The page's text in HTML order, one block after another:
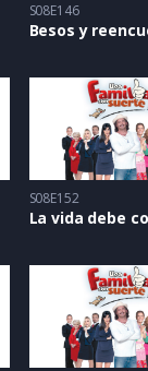
S08E146
Besos y
S08E152
La vida debe